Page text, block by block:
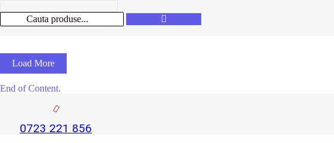
Load More
End of Content.
0723 221 856